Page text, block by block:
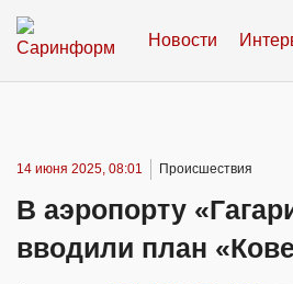
Новости
14 июня 2025, 08:01 Происшествия
В аэропорту
вводили план